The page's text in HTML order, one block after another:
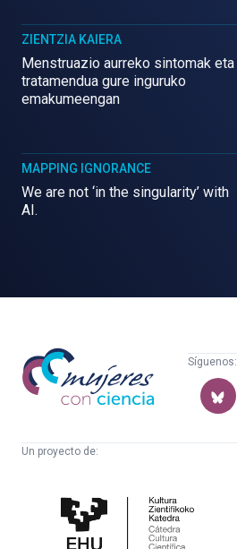
ZIENTZIA KAIERA
Menstruazio aurreko sintomak eta
tratamendua gure inguruko
emakumeengan
MAPPING IGNORANCE
We are not ‘in the singularity’ with
AI.
Mujeres
con
ciencia
Síguenos:
Un proyecto de:
Cultura
Científica